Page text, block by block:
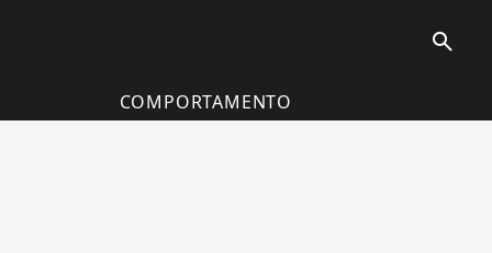
search
COMPORTAMENTO